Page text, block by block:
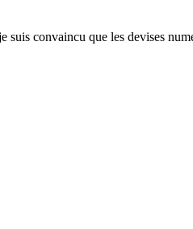
convaincu que les devises